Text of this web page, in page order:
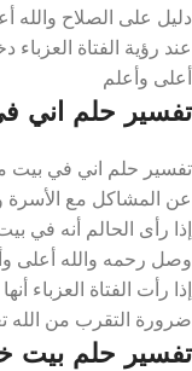
دليل على الصلاح والله
عند رؤية الفتاة
أعلى وأعلم
تفسير حلم اني
تفسير حلم اني في بيت
عن المشاكل مع الأسرة
إذا رأى الحالم أنه في
وصل رحمه والله أعلى
إذا رأت الفتاة العزباء
ضرورة التقرب من الله
تفسير حلم بيت